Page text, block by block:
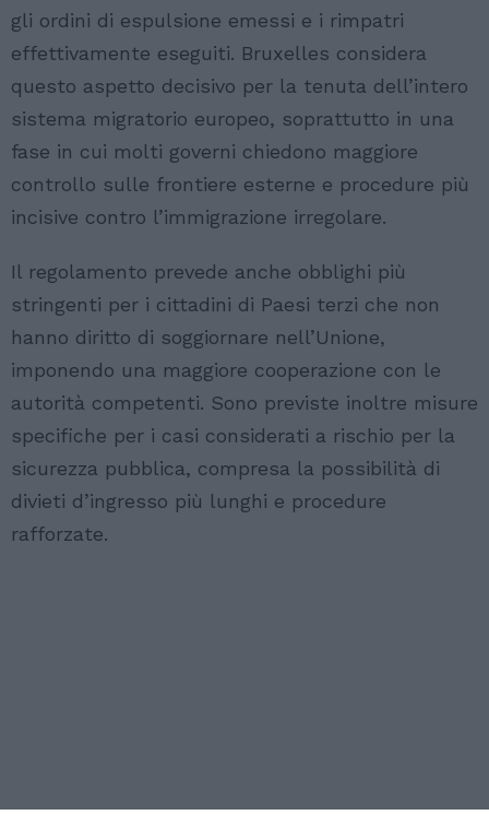
gli ordini di espulsione emessi e i rimpatri
effettivamente eseguiti. Bruxelles considera
questo aspetto decisivo per la tenuta dell’intero
sistema migratorio europeo, soprattutto in una
fase in cui molti governi chiedono maggiore
controllo sulle frontiere esterne e procedure più
incisive contro l’immigrazione irregolare.
Il regolamento prevede anche obblighi più
stringenti per i cittadini di Paesi terzi che non
hanno diritto di soggiornare nell’Unione,
imponendo una maggiore cooperazione con le
autorità competenti. Sono previste inoltre misure
specifiche per i casi considerati a rischio per la
sicurezza pubblica, compresa la possibilità di
divieti d’ingresso più lunghi e procedure
rafforzate.